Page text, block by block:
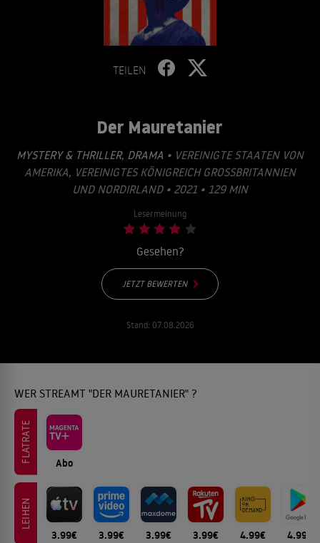
TEILEN
Der Mauretanier
MYSTERY & THRILLER, DRAMA • VEREINIGTE STAATEN VON
AMERIKA, VEREINIGTES KÖNIGREICH GROSSBRITANNIEN U
ND NORDIRLAND • 2021 • 129 MIN
Lesermeinung
Gesehen?
JETZT BEWERTEN
Stand: 07.08.2026
WER STREAMT "DER MAURETANIER" ?
FLATRATE Abo
LEIHEN
3.99€ 3.99€ 3.99€ 3.99€ 4.99€ 4.99€